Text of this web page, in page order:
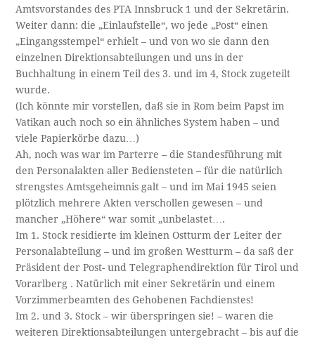
Amtsvorstandes des PTA Innsbruck 1 und der Sekretärin.
Weiter dann: die „Einlaufstelle“, wo jede „Post“ einen
„Eingangsstempel“ erhielt – und von wo sie dann den
einzelnen Direktionsabteilungen und uns in der
Buchhaltung in einem Teil des 3. und im 4, Stock zugeteilt
wurde.
(Ich könnte mir vorstellen, daß sie in Rom beim Papst im
Vatikan auch noch so ein ähnliches System haben – und
viele Papierkörbe dazu…)
Ah, noch was war im Parterre – die Standesführung mit
den Personalakten aller Bediensteten – für die natürlich
strengstes Amtsgeheimnis galt – und im Mai 1945 seien
plötzlich mehrere Akten verschollen gewesen – und
mancher „Höhere“ war somit „unbelastet….
Im 1. Stock residierte im kleinen Ostturm der Leiter der
Personalabteilung – und im großen Westturm – da saß der
Präsident der Post- und Telegraphendirektion für Tirol und
Vorarlberg . Natürlich mit einer Sekretärin und einem
Vorzimmerbeamten des Gehobenen Fachdienstes!
Im 2. und 3. Stock – wir überspringen sie! – waren die
weiteren Direktionsabteilungen untergebracht – bis auf die